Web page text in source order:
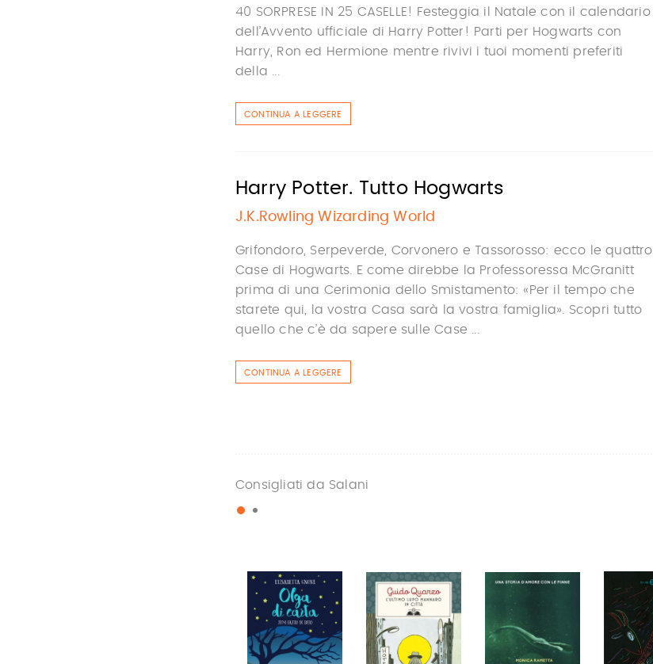
40 SORPRESE IN 25 CASELLE! Festeggia il Natale con il calendario
dell’Avvento ufficiale di Harry Potter! Parti per Hogwarts con
Harry, Ron ed Hermione mentre rivivi i tuoi momenti preferiti
della ...
CONTINUA A LEGGERE
Harry Potter. Tutto Hogwarts
J.K.Rowling Wizarding World
Grifondoro, Serpeverde, Corvonero e Tassorosso: ecco le quattro
Case di Hogwarts. E come direbbe la Professoressa McGranitt
prima di una Cerimonia dello Smistamento: «Per il tempo che
starete qui, la vostra Casa sarà la vostra famiglia». Scopri tutto
quello che c’è da sapere sulle Case ...
CONTINUA A LEGGERE
Consigliati da Salani